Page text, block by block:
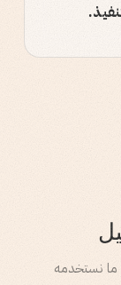
ما نستخدمه